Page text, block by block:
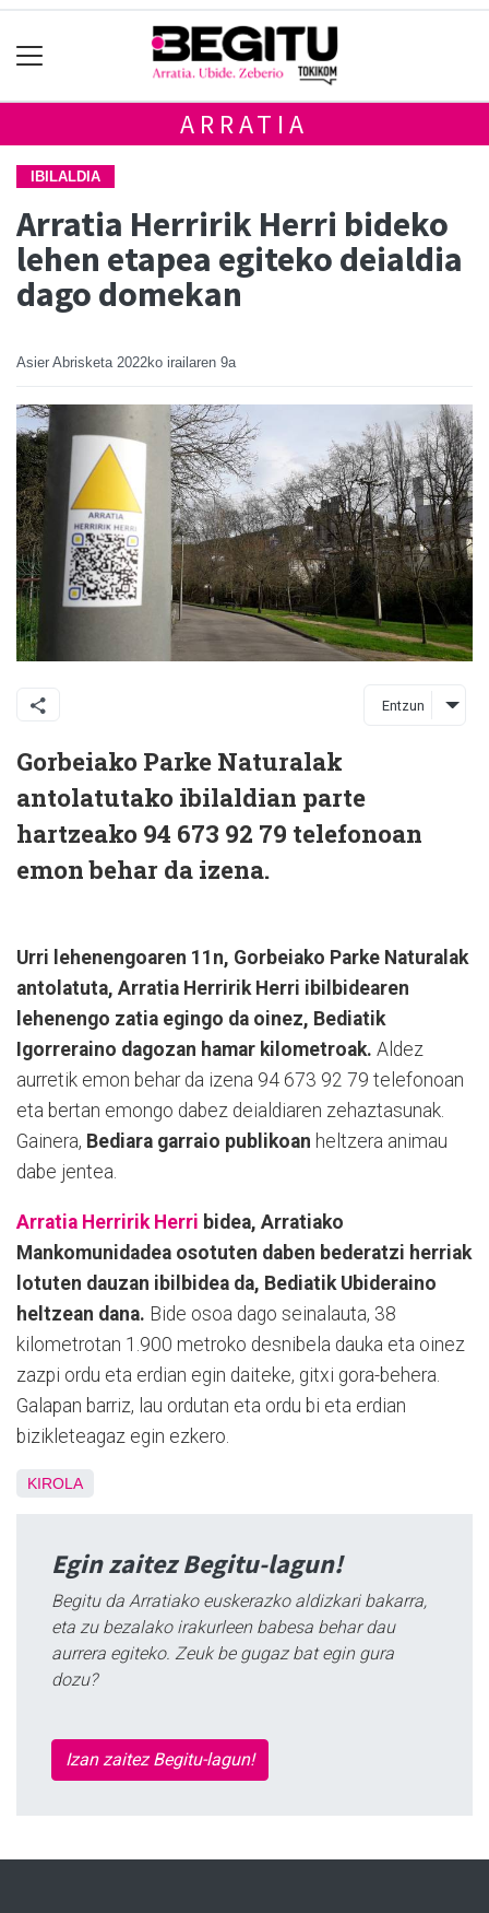
ARRATIA
IBILALDIA
Arratia Herririk Herri bideko
lehen etapea egiteko deialdia
dago domekan
Asier Abrisketa 2022ko irailaren 9a
Entzun
Gorbeiako Parke Naturalak
antolatutako ibilaldian parte
hartzeako 94 673 92 79 telefonoan
emon behar da izena.
Urri lehenengoaren 11n, Gorbeiako Parke Naturalak
antolatuta, Arratia Herririk Herri ibilbidearen
lehenengo zatia egingo da oinez, Bediatik
Igorreraino dagozan hamar kilometroak. Aldez
aurretik emon behar da izena 94 673 92 79 telefonoan
eta bertan emongo dabez deialdiaren zehaztasunak.
Gainera, Bediara garraio publikoan heltzera animau
dabe jentea.
Arratia Herririk Herri bidea, Arratiako
Mankomunidadea osotuten daben bederatzi herriak
lotuten dauzan ibilbidea da, Bediatik Ubideraino
heltzean dana. Bide osoa dago seinalauta, 38
kilometrotan 1.900 metroko desnibela dauka eta oinez
zazpi ordu eta erdian egin daiteke, gitxi gora-behera.
Galapan barriz, lau ordutan eta ordu bi eta erdian
bizikleteagaz egin ezkero.
KIROLA
Egin zaitez Begitu-lagun!
Begitu da Arratiako euskerazko aldizkari bakarra,
eta zu bezalako irakurleen babesa behar dau
aurrera egiteko. Zeuk be gugaz bat egin gura
dozu?
Izan zaitez Begitu-lagun!